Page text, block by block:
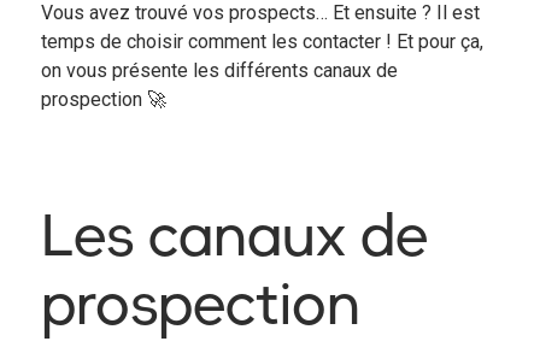
Vous avez trouvé vos prospects… Et ensuite ? Il est
temps de choisir comment les contacter ! Et pour ça,
on vous présente les différents canaux de
prospection 🚀
Les canaux de
prospection